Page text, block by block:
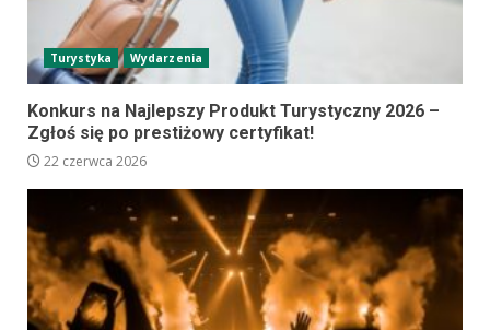
Turystyka Wydarzenia
Konkurs na Najlepszy Produkt Turystyczny 2026 –
Zgłoś się po prestiżowy certyfikat!
22 czerwca 2026